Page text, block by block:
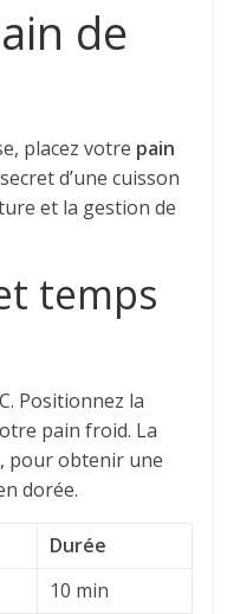
de
placez votre pain
d’une cuisson
et la gestion de
temps
Positionnez la
pain froid. La
pour obtenir une
dorée.
Durée
10 min